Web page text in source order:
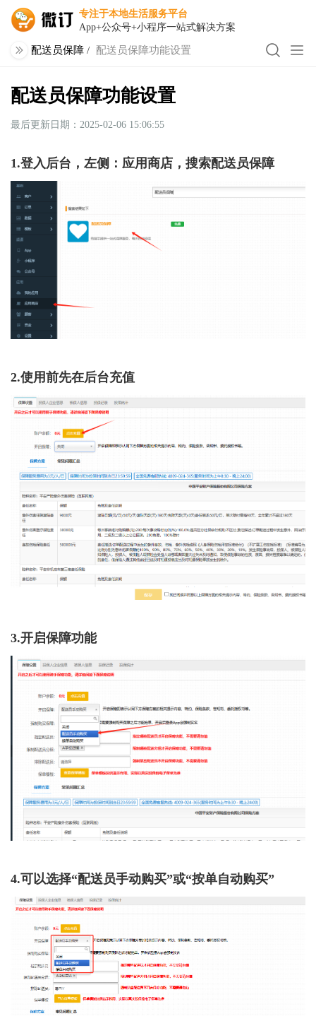
专注于本地生活服务平台
App+公众号+小程序一站式解决方案
配送员保障 / 配送员保障功能设置
配送员保障功能设置
最后更新日期：2025-02-06 15:06:55
1.登入后台，左侧：应用商店，搜索配送员保障
2.使用前先在后台充值
3.开启保障功能
4.可以选择“配送员手动购买”或“按单自动购买”